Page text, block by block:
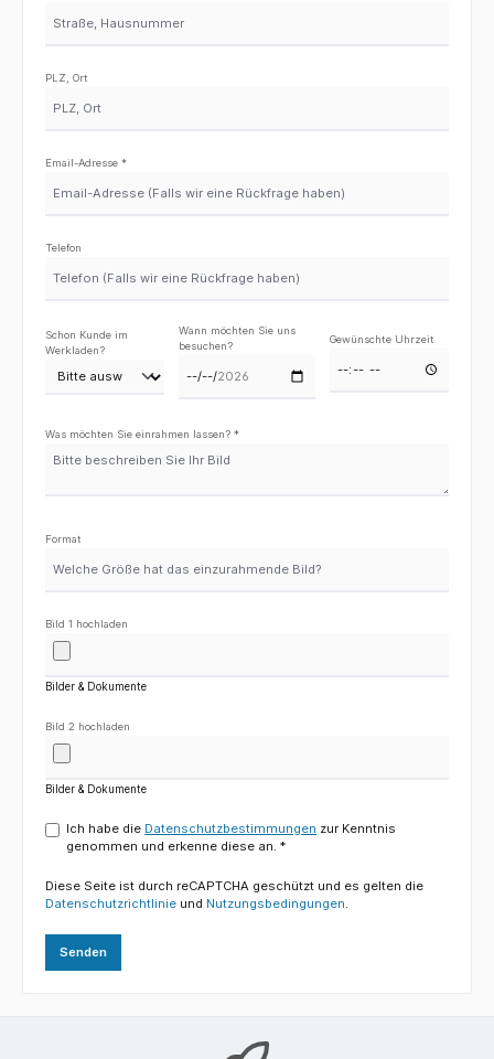
PLZ, Ort
Email-Adresse *
Telefon
Schon Kunde im
Werkladen?
Wann möchten Sie uns
besuchen?
Gewünschte Uhrzeit
Was möchten Sie einrahmen lassen? *
Format
Bild 1 hochladen
Bilder & Dokumente
Bild 2 hochladen
Bilder & Dokumente
Ich habe die Datenschutzbestimmungen zur Kenntnis
genommen und erkenne diese an. *
Diese Seite ist durch reCAPTCHA geschützt und es gelten die
Datenschutzrichtlinie und Nutzungsbedingungen.
Senden